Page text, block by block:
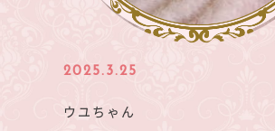
2025.3.25
ウユちゃん